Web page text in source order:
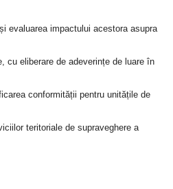
evaluarea impactului acestora asupra
cu eliberare de adeverințe de luare în
conformității pentru unitățile de
teritoriale de supraveghere a